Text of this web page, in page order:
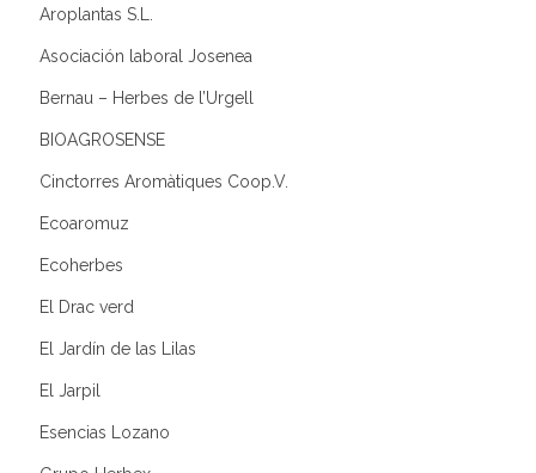
Aroplantas S.L.
Asociación laboral Josenea
Bernau – Herbes de l’Urgell
BIOAGROSENSE
Cinctorres Aromàtiques Coop.V.
Ecoaromuz
Ecoherbes
El Drac verd
El Jardín de las Lilas
El Jarpil
Esencias Lozano